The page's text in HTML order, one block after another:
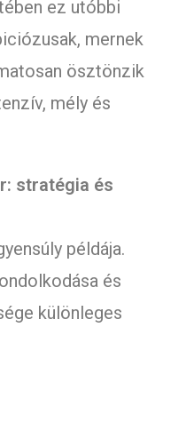
ez utóbbi
mernek
ösztönzik
mély és
stratégia és
példája.
és
különleges